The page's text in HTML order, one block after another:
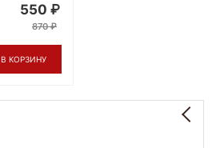
550
870
В КОРЗИНУ